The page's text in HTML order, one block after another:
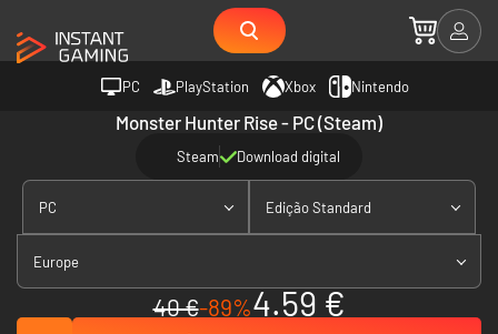
PC PlayStation Xbox Nintendo
Monster Hunter Rise - PC (Steam)
Steam Download digital
PC Edição Standard
Europe
40 €-89%4.59 €